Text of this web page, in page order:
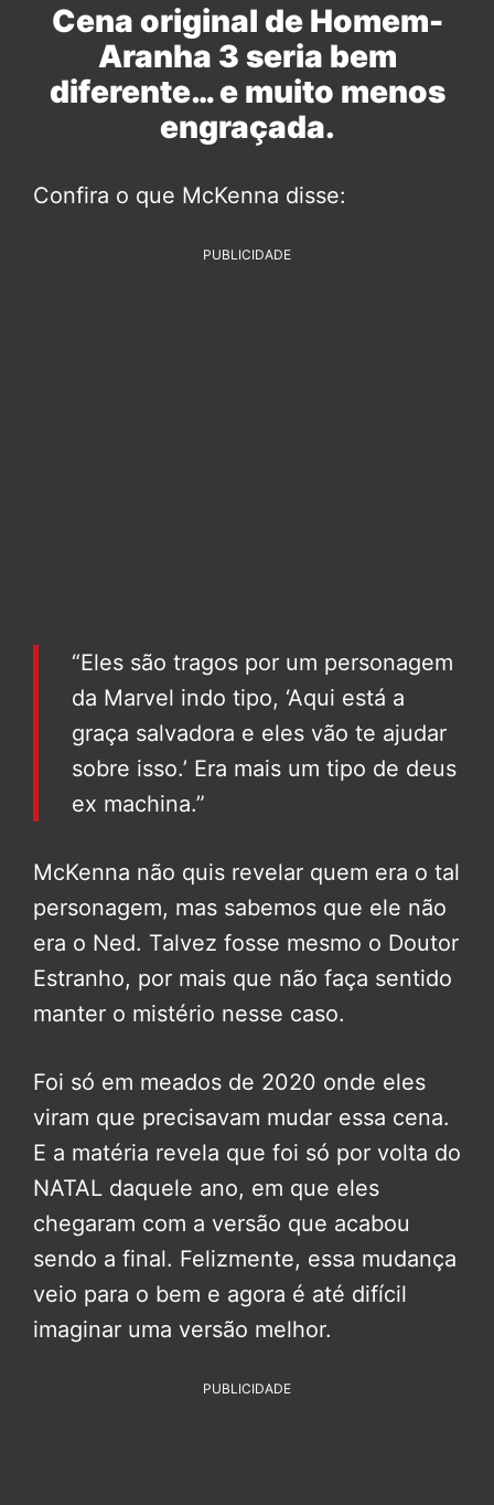
Cena original de Homem-
Aranha 3 seria bem
diferente… e muito menos
engraçada.
Confira o que McKenna disse:
PUBLICIDADE
“Eles são tragos por um personagem
da Marvel indo tipo, ‘Aqui está a
graça salvadora e eles vão te ajudar
sobre isso.’ Era mais um tipo de deus
ex machina.”
McKenna não quis revelar quem era o tal
personagem, mas sabemos que ele não
era o Ned. Talvez fosse mesmo o Doutor
Estranho, por mais que não faça sentido
manter o mistério nesse caso.
Foi só em meados de 2020 onde eles
viram que precisavam mudar essa cena.
E a matéria revela que foi só por volta do
NATAL daquele ano, em que eles
chegaram com a versão que acabou
sendo a final. Felizmente, essa mudança
veio para o bem e agora é até difícil
imaginar uma versão melhor.
PUBLICIDADE